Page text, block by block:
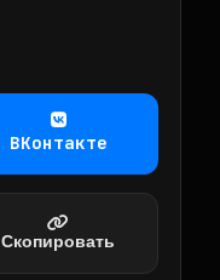
ВКонтакте
Скопировать